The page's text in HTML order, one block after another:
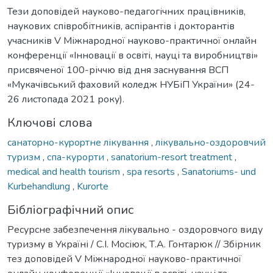
Тези доповідей науково-педагогічних працівників,
наукових співробітників, аспірантів і докторантів
учасників V Міжнародної науково-практичної онлайн
конференції «Інновації в освіті, науці та виробництві»
присвяченої 100-річчю від дня заснування ВСП
«Мукачівський фаховий коледж НУБіП України» (24-
26 листопада 2021 року).
Ключові слова
сaнaтоpно-куpоpтне лікувaння , лікувально-оздоровчий
туризм , спа-курорти , sanatorium-resort treatment,
medical and health tourism , spa resorts , Sanatoriums- und
Kurbehandlung , Kurorte
Бібліографічний опис
Ресурсне забезпечення лікувально - оздоровчого виду
туризму в Україні / С.І. Мосіюк, Т.А. Гонтарюк // Збірник
тез доповідей V Міжнародної науково-практичної